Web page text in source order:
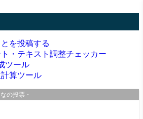
を投稿する
・テキスト調整チェッカー
ツール
算ツール
の投票・口コミサイト